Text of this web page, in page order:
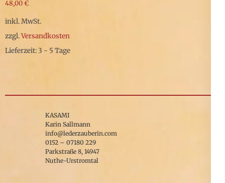
werden
mehrere
Varianten
auf.
Die
Produktseite
48,00€
inkl. MwSt.
zzgl.Versandkosten
Lieferzeit: 3 - 5 Tage
weist
KASAMI
Karin Sallmann
info@lederzauberin.com
0152 – 07180 229
Parkstraße 8, 14947
Nuthe-Urstromtal